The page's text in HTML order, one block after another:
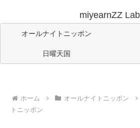
miyearnZZ
オールナイトニッポン
日曜天国
ホーム オールナイトニッポン
トニッポン